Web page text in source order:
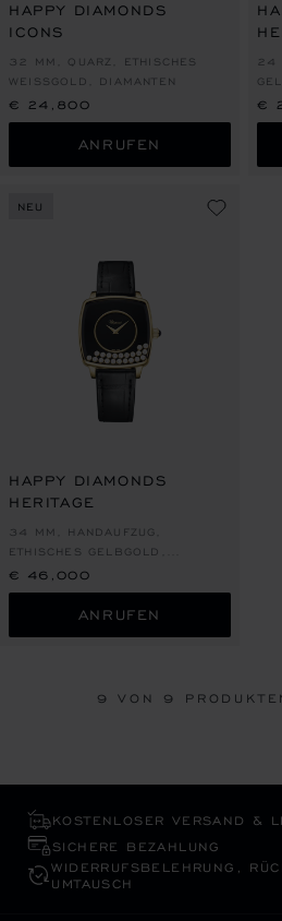
HAPPY DIAMONDS
ICONS
32 MM, QUARZ, ETHISCHES
WEISSGOLD, DIAMANTEN
€ 24,800
ANRUFEN
24
€
NEU
HAPPY DIAMONDS
HERITAGE
34 MM, HANDAUFZUG,
ETHISCHES GELBGOLD,
DIAMANTEN
€ 46,000
ANRUFEN
9 VON 9
KOSTENLOSER VERSAND &
SICHERE BEZAHLUNG
WIDERRUFS­BELEHRUNG,
UMTAUSCH